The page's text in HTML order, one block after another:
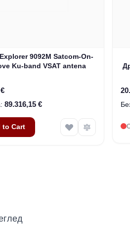
9092M Satcom-On-
Ku-band VSAT antena
89.316,15 €
to Cart